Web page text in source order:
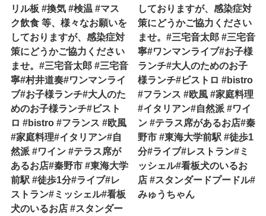
リル板 #換気 #検温 #マス
ク飲食 等、様々なお願いを
しておりますが、感染症対
策にどうかご協力ください
ませ。#三宅音太郎 #三宅音
寧#村井道奏#ワンマンライ
ブ#お子様ランチ#大人のた
めのお子様ランチ#ビスト
ロ #bistro #フランス #欧風
#家庭料理#イタリアン#自
然派 #ワイン #テラス席が
あるお店#秦野市 #東海大学
前駅 #徒歩1分#ライブ#レ
ストラン#ミッシェル#看板
犬のいるお店 #スタンダー
しておりますが、感染症対
策にどうかご協力ください
ませ。#三宅音太郎 #三宅音
寧#ワンマンライブ#お子様
ランチ#大人のためのお子
様ランチ#ビストロ #bistro
#フランス #欧風 #家庭料理
#イタリアン#自然派 #ワイ
ン #テラス席があるお店#秦
野市 #東海大学前駅 #徒歩1
分#ライブ#レストラン#ミ
ッシェル#看板犬のいるお
店 #スタンダードプードル#
みゅうちゃん